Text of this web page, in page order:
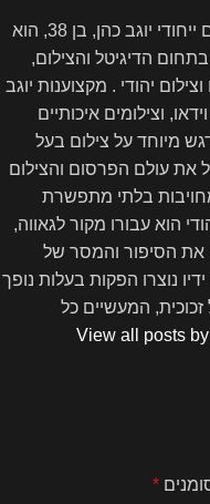
יוגב כהן – מומחה לפרסום דיגיטלי וצילום ייחודי יוגב כהן, בן 38, הוא
15 שנות ניסיון בתחום הדיגיטל והצילום,
יהודי . מקצוענות יוגב
וצילומים איכותיים
מיוחד על צילום בעל
את עולם הפרסום והצילום
בלתי מתפשרת
הוא עבורו מקור לגאווה,
את הסיפור והמסר של
נוצרו הפקות בעלות נופך
זכוכית, המעשיים כל
View all posts
*